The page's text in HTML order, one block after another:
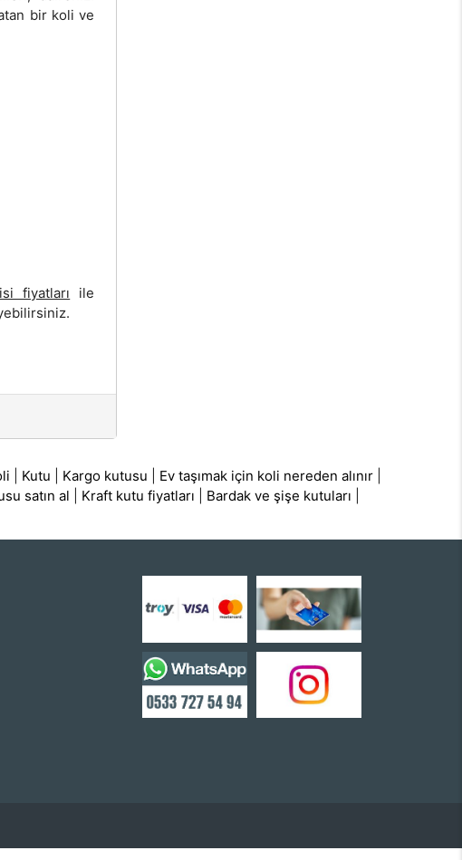
bir koli ve
fiyatları ile
Kutu Kargo kutusu Ev taşımak için koli nereden alınır
satın al Kraft kutu fiyatları Bardak ve şişe kutuları